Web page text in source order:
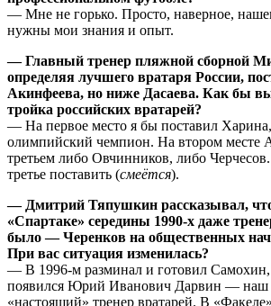
— Мне не горько. Просто, наверное,
нужны мои знания и опыт.
— Главный тренер пляжной сборной
определяя лучшего вратаря России,
Акинфеева, но ниже Дасаева. Как бы
тройка российских вратарей?
— На первое место я бы поставил
олимпийский чемпион. На втором месте
третьем либо Овчинников, либо
третье поставить (смеётся).
— Дмитрий Тяпушкин рассказывал,
«Спартаке» середины 1990-х даже
было — Черенков на общественных
При вас ситуация изменилась?
— В 1996-м разминал и готовил Самохин,
появился Юрий Иванович Дарвин — наш
«настоящий» тренер вратарей. В